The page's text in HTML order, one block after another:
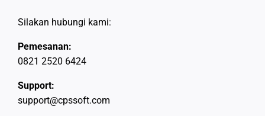
Silakan hubungi kami:
Pemesanan:
0821 2520 6424
Support:
support@cpssoft.com